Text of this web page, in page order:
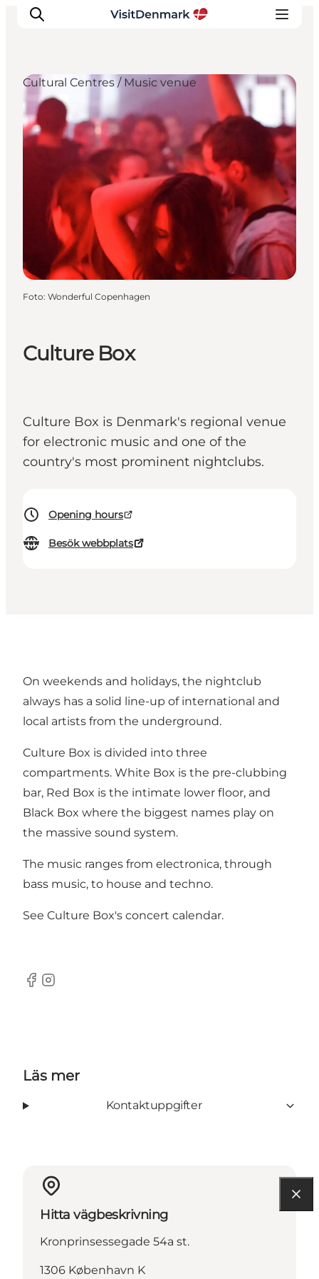
Inspiration
Resmål
Aktiviteter
Övernatta
Planera resan
Culture Box
Culture Box is Denmark's regional venue
for electronic music and one of the
country's most prominent nightclubs.
Opening hours
Besök webbplats
Cultural Centres / Music venue
Foto: Wonderful Copenhagen
On weekends and holidays, the nightclub
always has a solid line-up of international and
local artists from the underground.
Culture Box is divided into three
compartments. White Box is the pre-clubbing
bar, Red Box is the intimate lower floor, and
Black Box where the biggest names play on
the massive sound system.
The music ranges from electronica, through
bass music, to house and techno.
See Culture Box's concert calendar.
Facebook
Instagram
Läs mer
Kontaktuppgifter
Hitta vägbeskrivning
Kronprinsessegade 54a st.
1306 København K